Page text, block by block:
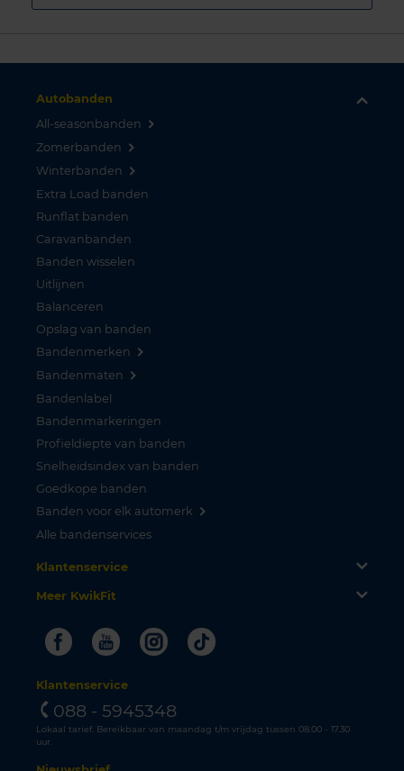
Autobanden
All-seasonbanden
Zomerbanden
Winterbanden
Extra Load banden
Runflat banden
Caravanbanden
Banden wisselen
Uitlijnen
Balanceren
Opslag van banden
Bandenmerken
Bandenmaten
Bandenlabel
Bandenmarkeringen
Profieldiepte van banden
Snelheidsindex van banden
Goedkope banden
Banden voor elk automerk
Alle bandenservices
Klantenservice
Meer KwikFit
FacebookYoutubeInstagram
Tiktok
Klantenservice
088 - 5945348
Lokaal tarief. Bereikbaar van maandag t/m vrijdag tussen 08.00 - 17.30
uur.